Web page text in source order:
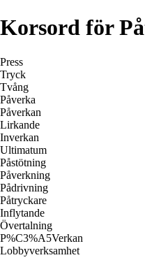
Korsord för
Press
Tryck
Tvång
Påverka
Påverkan
Lirkande
Inverkan
Ultimatum
Påstötning
Påverkning
Pådrivning
Påtryckare
Inflytande
Övertalning
P%C3%A5Verkan
Lobbyverksamhet